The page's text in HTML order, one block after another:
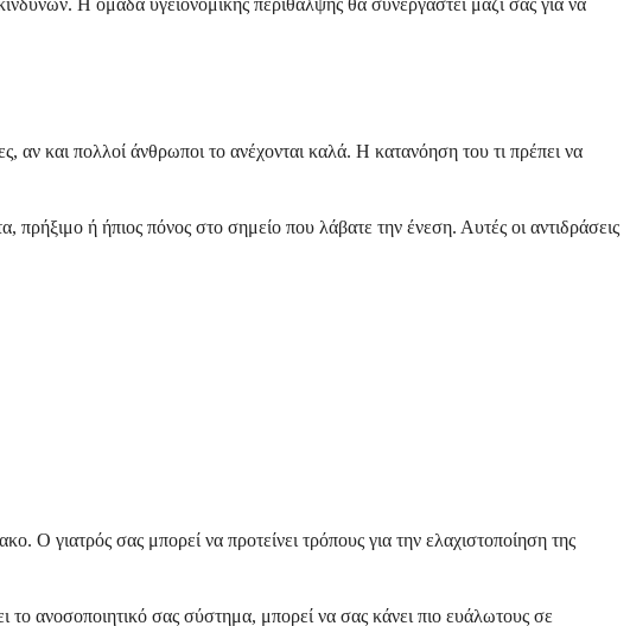
Η ομάδα υγειονομικής περίθαλψης θα συνεργαστεί μαζί σας για να
και πολλοί άνθρωποι το ανέχονται καλά. Η κατανόηση του τι πρέπει να
πρήξιμο ή ήπιος πόνος στο σημείο που λάβατε την ένεση. Αυτές οι αντιδράσεις
Ο γιατρός σας μπορεί να προτείνει τρόπους για την ελαχιστοποίηση της
το ανοσοποιητικό σας σύστημα, μπορεί να σας κάνει πιο ευάλωτους σε